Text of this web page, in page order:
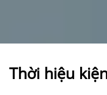
TỤC
ĐẤT
Thời hiệu